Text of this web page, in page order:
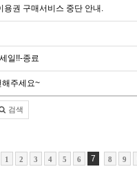
용권 구매서비스 중단 안내.
일!!-종료
해주세요~
검색
1 2 3 4 5 6 7 8 9